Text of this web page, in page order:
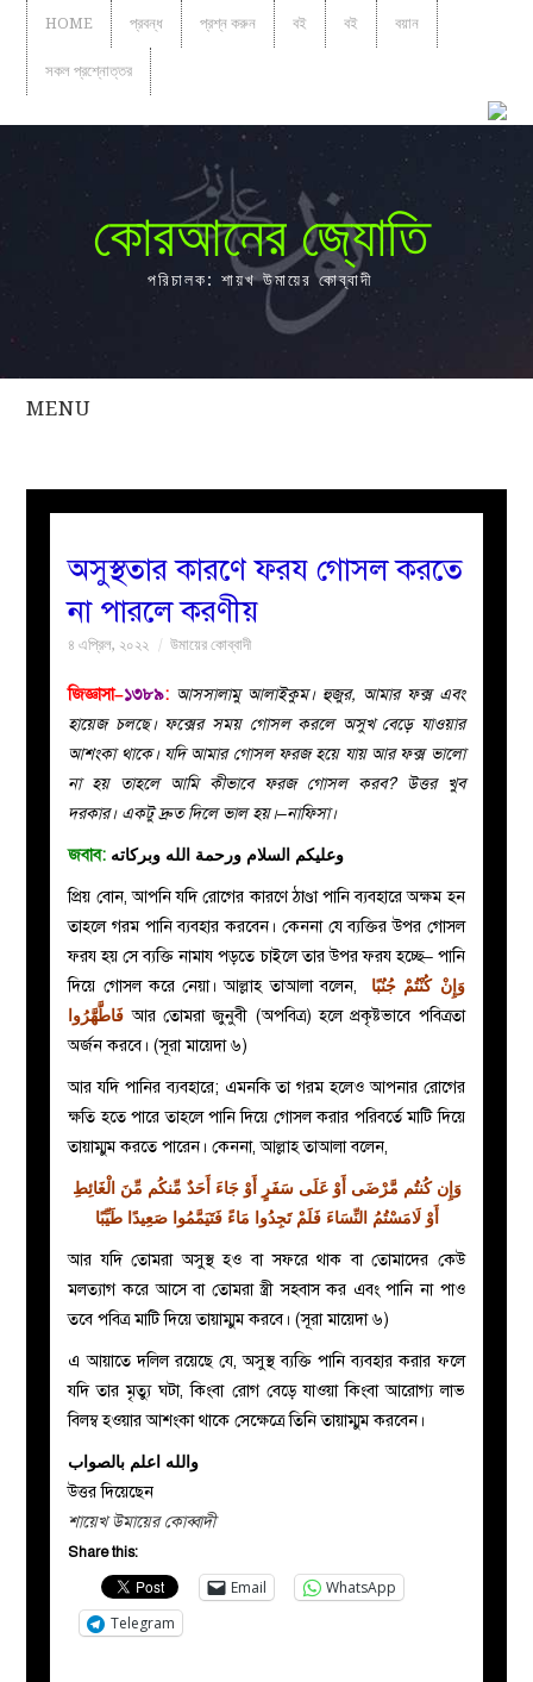
HOME প্রবন্ধ প্রশ্ন করুন বই বই বয়ান
সকল প্রশ্নোত্তর
কোরআনের জ্যোতি
পরিচালক: শায়খ উমায়ের কোব্বাদী
MENU
সকল
নারীদের
প্রশ্ন
করুন
অসুস্থতার কারণে ফরয গোসল করতে
না পারলে করণীয়
৪ এপ্রিল, ২০২২ উমায়ের কোব্বাদী
জিজ্ঞাসা–১৩৮৯: আসসালামু আলাইকুম। হুজুর, আমার ফক্স এবং
হায়েজ চলছে। ফক্সের সময় গোসল করলে অসুখ বেড়ে যাওয়ার
আশংকা থাকে। যদি আমার গোসল ফরজ হয়ে যায় আর ফক্স ভালো
না হয় তাহলে আমি কীভাবে ফরজ গোসল করব? উত্তর খুব
দরকার। একটু দ্রুত দিলে ভাল হয়।–নাফিসা।
জবাব: وعليكم السلام ورحمة الله وبركاته
প্রিয় বোন, আপনি যদি রোগের কারণে ঠাণ্ডা পানি ব্যবহারে অক্ষম হন
তাহলে গরম পানি ব্যবহার করবেন। কেননা যে ব্যক্তির উপর গোসল
ফরয হয় সে ব্যক্তি নামায পড়তে চাইলে তার উপর ফরয হচ্ছে– পানি
দিয়ে গোসল করে নেয়া। আল্লাহ তাআলা বলেন, وَإِنْ كُنْتُمْ جُنُبًا
فَاطَّهَّرُوا আর তোমরা জুনুবী (অপবিত্র) হলে প্রকৃষ্টভাবে পবিত্রতা
অর্জন করবে। (সূরা মায়েদা ৬)
আর যদি পানির ব্যবহারে; এমনকি তা গরম হলেও আপনার রোগের
ক্ষতি হতে পারে তাহলে পানি দিয়ে গোসল করার পরিবর্তে মাটি দিয়ে
তায়াম্মুম করতে পারেন। কেননা, আল্লাহ তাআলা বলেন,
وَإِن كُنتُم مَّرْضَى أَوْ عَلَى سَفَرٍ أَوْ جَاءَ أَحَدٌ مِّنكُم مِّنَ الْغَائِطِ
أَوْ لَامَسْتُمُ النِّسَاءَ فَلَمْ تَجِدُوا مَاءً فَتَيَمَّمُوا صَعِيدًا طَيِّبًا
আর যদি তোমরা অসুস্থ হও বা সফরে থাক বা তোমাদের কেউ
মলত্যাগ করে আসে বা তোমরা স্ত্রী সহবাস কর এবং পানি না পাও
তবে পবিত্র মাটি দিয়ে তায়াম্মুম করবে। (সূরা মায়েদা ৬)
এ আয়াতে দলিল রয়েছে যে, অসুস্থ ব্যক্তি পানি ব্যবহার করার ফলে
যদি তার মৃত্যু ঘটা, কিংবা রোগ বেড়ে যাওয়া কিংবা আরোগ্য লাভ
বিলম্ব হওয়ার আশংকা থাকে সেক্ষেত্রে তিনি তায়াম্মুম করবেন।
والله اعلم بالصواب
উত্তর দিয়েছেন
শায়েখ উমায়ের কোব্বাদী
Share this:
Email
WhatsApp
Telegram